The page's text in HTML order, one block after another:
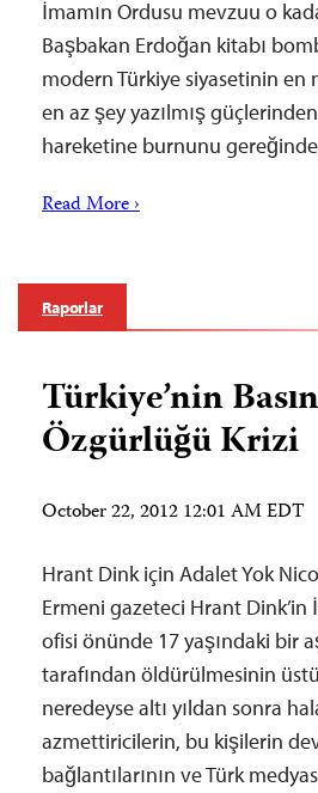
İmamın Ordusu mevzuu o
Başbakan Erdoğan kitabı
modern Türkiye siyasetinin en
en az şey yazılmış
hareketine burnunu
Read More ›
Raporlar
Türkiye’nin Basın
Özgürlüğü Krizi
October 22, 2012 12:01 AM EDT
Hrant Dink için Adalet Yok
Ermeni gazeteci Hrant Dink’in
ofisi önünde 17 yaşındaki bir
tarafından öldürülmesinin
neredeyse altı yıldan sonra
azmettiricilerin, bu kişilerin
bağlantılarının ve Türk